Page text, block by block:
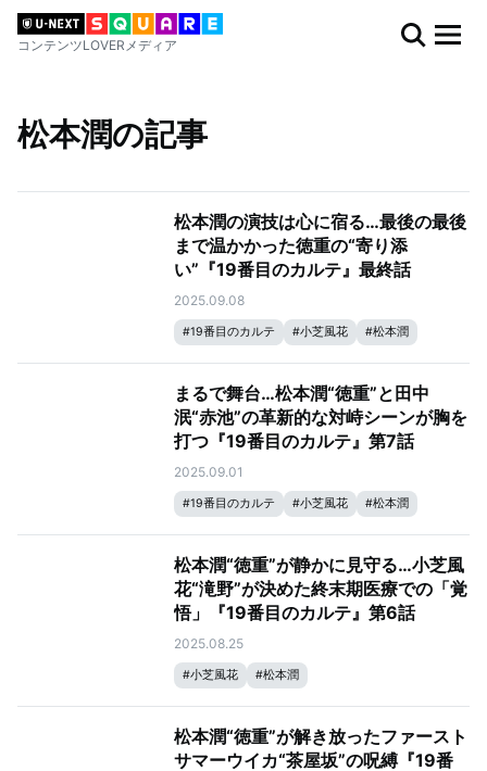
コンテンツLOVERメディア
松本潤の記事
松本潤の演技は心に宿る…最後の最後
まで温かかった徳重の“寄り添
い”『19番目のカルテ』最終話
2025.09.08
#19番目のカルテ #小芝風花 #松本潤
まるで舞台…松本潤“徳重”と田中
泯“赤池”の革新的な対峙シーンが胸を
打つ『19番目のカルテ』第7話
2025.09.01
#19番目のカルテ #小芝風花 #松本潤
松本潤“徳重”が静かに見守る…小芝風
花“滝野”が決めた終末期医療での「覚
悟」『19番目のカルテ』第6話
2025.08.25
#小芝風花 #松本潤
松本潤“徳重”が解き放ったファースト
サマーウイカ“茶屋坂”の呪縛『19番